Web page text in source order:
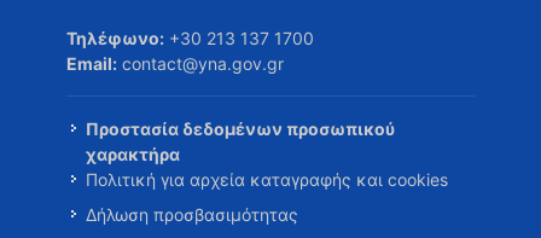
Τηλέφωνο: +30 213 137 1700
Email: contact@yna.gov.gr
Προστασία δεδομένων προσωπικού
χαρακτήρα
Πολιτική για αρχεία καταγραφής και cookies
Δήλωση προσβασιμότητας